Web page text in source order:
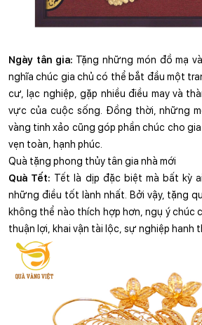
Ngày tân gia: Tặng những món đồ mạ
nghĩa chúc gia chủ có thể bắt đầu một
cư, lạc nghiệp, gặp nhiều điều may và
vực của cuộc sống. Đồng thời, những
vàng tinh xảo cũng góp phần chúc cho
vẹn toàn, hạnh phúc.
Quà tặng phong thủy tân gia nhà mới
Quà Tết: Tết là dịp đặc biệt mà bất kỳ
những điều tốt lành nhất. Bởi vậy, tặng
không thể nào thích hợp hơn, ngụ ý chúc
thuận lợi, khai vận tài lộc, sự nghiệp hanh